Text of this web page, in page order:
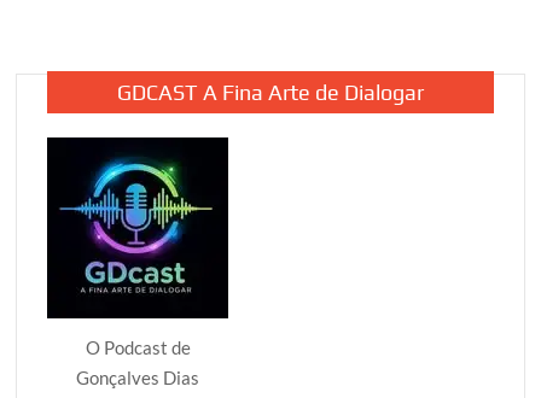
GDCAST A Fina Arte de Dialogar
O Podcast de
Gonçalves Dias